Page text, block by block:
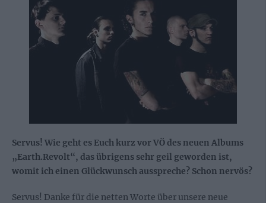
Servus! Wie geht es Euch kurz vor VÖ des neuen Albums
„Earth.Revolt“, das übrigens sehr geil geworden ist,
womit ich einen Glückwunsch ausspreche? Schon nervös?
Servus! Danke für die netten Worte über unsere neue